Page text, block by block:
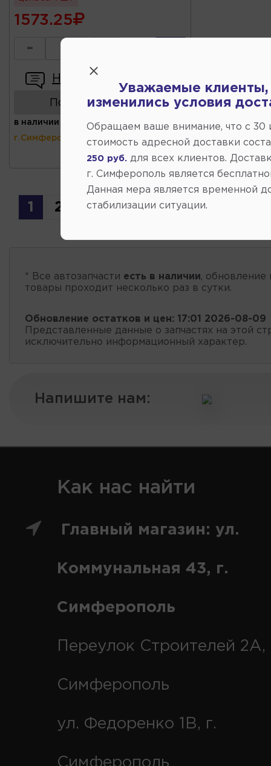
1573.25
-
Написать отзыв
Показать аналоги
в наличии (ул.Коммунальная 43,
г.Симферополь)
1 2 3 4 5 6 7
* Все автозапчасти есть в наличии, обновление
товары проходит несколько раз в сутки.
Обновление остатков и цен: 17:01 2026-08-09
Представленные данные о запчастях на этой
исключительно информационный характер.
Напишите нам:
Как нас найти
Главный магазин: ул.
Коммунальная 43, г.
Симферополь
Переулок Строителей 2А,
Симферополь
ул. Федоренко 1В, г.
Симферополь
Уважаемые клиенты,
изменились условия
Обращаем ваше внимание, что c 30
стоимость адресной доставки
250 руб.
для всех клиентов.
г. Симферополь является
Данная мера является временной
стабилизации ситуации.